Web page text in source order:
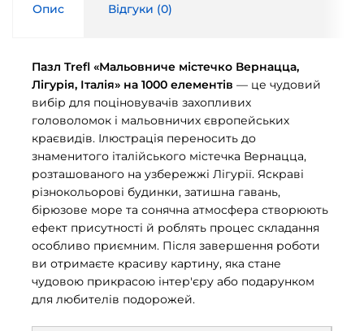
Опис Відгуки (0)
Пазл Trefl «Мальовниче містечко Вернацца,
Лігурія, Італія» на 1000 елементів — це чудовий
вибір для поціновувачів захопливих
головоломок і мальовничих європейських
краєвидів. Ілюстрація переносить до
знаменитого італійського містечка Вернацца,
розташованого на узбережжі Лігурії. Яскраві
різнокольорові будинки, затишна гавань,
бірюзове море та сонячна атмосфера створюють
ефект присутності й роблять процес складання
особливо приємним. Після завершення роботи
ви отримаєте красиву картину, яка стане
чудовою прикрасою інтер'єру або подарунком
для любителів подорожей.